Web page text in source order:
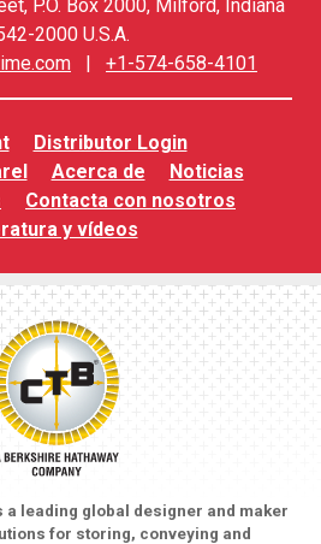
P.O. Box 2000, Milford, Indiana
2000 U.S.A.
+1-574-658-4101
Distributor Login
Acerca de
Noticias
Contacta con nosotros
y vídeos
a leading global designer and maker
for storing, conveying and